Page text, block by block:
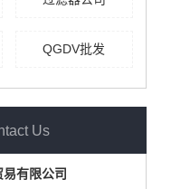
QGDV批发
Us
易有限公司